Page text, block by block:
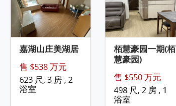
嘉湖山庄美湖居
售 $538 万元
623 尺, 3 房 , 2
浴室
栢慧豪园一期(栢
慧豪园)
售 $550 万元
498 尺, 2 房 , 1
浴室